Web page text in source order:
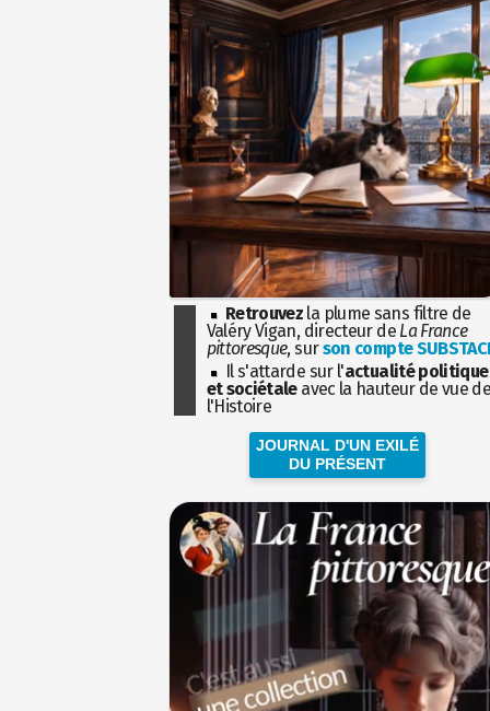
Retrouvez la plume sans filtre de
Valéry Vigan, directeur de La France
pittoresque, surson compte
Il s'attarde sur l'actualité politique
et sociétaleavec la hauteur de vue
l'Histoire
JOURNAL D'UN EXILÉ
DU PRÉSENT